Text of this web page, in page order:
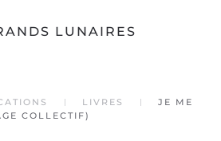
principalLUNAIRES
LIVRES
JE ME
COLLECTIF)